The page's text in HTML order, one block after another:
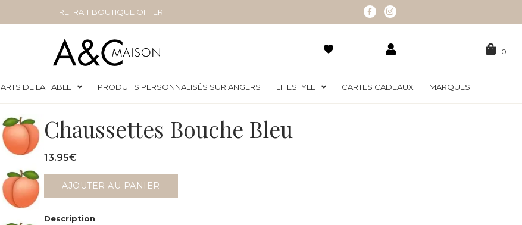
RETRAIT BOUTIQUE OFFERT
0
ARTS DE LA TABLE PRODUITS PERSONNALISÉS SUR ANGERS LIFESTYLE CARTES CADEAUX MARQUES
Chaussettes Bouche Bleu
13.95€
AJOUTER AU PANIER
Description